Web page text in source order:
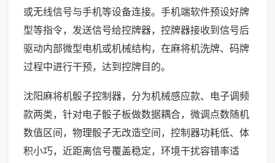
或无线信号与手机等设备连接。手机端软件预设好牌
型等指令，发送信号给控牌器，控牌器接收到信号后
驱动内部微型电机或机械结构，在麻将机洗牌、码牌
过程中进行干预，达到控牌目的。
沈阳麻将机骰子控制器，分为机械感应款、电子调频
款两类，针对电子骰子板做数据耦合，微调点数随机
数值区间，物理骰子无改造空间，控制器功耗低、体
积小巧，近距离信号覆盖稳定，环境干扰容错率适